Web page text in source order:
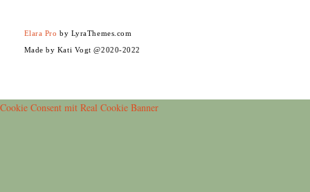
Elara Pro by LyraThemes.com
Made by Kati Vogt @2020-2022
Cookie Consent mit Real Cookie Banner